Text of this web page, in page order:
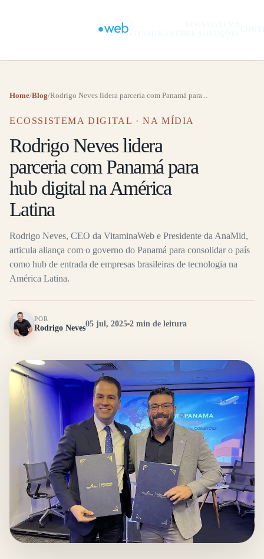
Home/Blog/Rodrigo Neves lidera parceria com Panamá para...
ECOSSISTEMA DIGITAL · NA MÍDIA
Rodrigo Neves lidera
parceria com Panamá para
hub digital na América
Latina
Rodrigo Neves, CEO da VitaminaWeb e Presidente da AnaMid,
articula aliança com o governo do Panamá para consolidar o país
como hub de entrada de empresas brasileiras de tecnologia na
América Latina.
POR
Rodrigo Neves05 jul, 2025 2 min de leitura